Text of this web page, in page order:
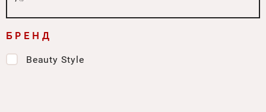
БРЕНД
Beauty Style